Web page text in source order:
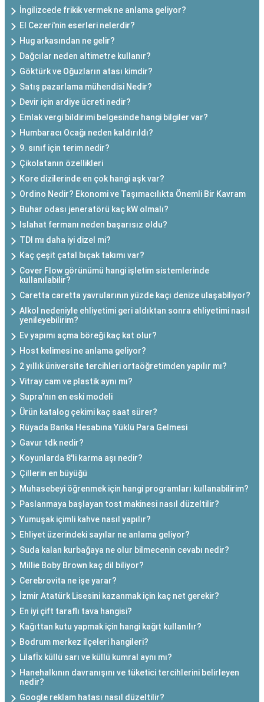
İngilizcede frikik vermek ne anlama geliyor?
El Cezeri'nin eserleri nelerdir?
Hug arkasından ne gelir?
Dağcılar neden altimetre kullanır?
Göktürk ve Oğuzların atası kimdir?
Satış pazarlama mühendisi Nedir?
Devir için ardiye ücreti nedir?
Emlak vergi bildirimi belgesinde hangi bilgiler var?
Humbaracı Ocağı neden kaldırıldı?
9. sınıf için terim nedir?
Çikolatanın özellikleri
Kore dizilerinde en çok hangi aşk var?
Ordino Nedir? Ekonomi ve Taşımacılıkta Önemli Bir Kavram
Buhar odası jeneratörü kaç kW olmalı?
Islahat fermanı neden başarısız oldu?
TDI mı daha iyi dizel mi?
Kaç çeşit çatal bıçak takımı var?
Cover Flow görünümü hangi işletim sistemlerinde
kullanılabilir?
Caretta caretta yavrularının yüzde kaçı denize ulaşabiliyor?
Alkol nedeniyle ehliyetimi geri aldıktan sonra ehliyetimi nasıl
yenileyebilirim?
Ev yapımı açma böreği kaç kat olur?
Host kelimesi ne anlama geliyor?
2 yıllık üniversite tercihleri ortaöğretimden yapılır mı?
Vitray cam ve plastik aynı mı?
Supra'nın en eski modeli
Ürün katalog çekimi kaç saat sürer?
Rüyada Banka Hesabına Yüklü Para Gelmesi
Gavur tdk nedir?
Koyunlarda 8'li karma aşı nedir?
Çillerin en büyüğü
Muhasebeyi öğrenmek için hangi programları kullanabilirim?
Paslanmaya başlayan tost makinesi nasıl düzeltilir?
Yumuşak içimli kahve nasıl yapılır?
Ehliyet üzerindeki sayılar ne anlama geliyor?
Suda kalan kurbağaya ne olur bilmecenin cevabı nedir?
Millie Boby Brown kaç dil biliyor?
Cerebrovita ne işe yarar?
İzmir Atatürk Lisesini kazanmak için kaç net gerekir?
En iyi çift taraflı tava hangisi?
Kağıttan kutu yapmak için hangi kağıt kullanılır?
Bodrum merkez ilçeleri hangileri?
Lilafİx küllü sarı ve küllü kumral aynı mı?
Hanehalkının davranışını ve tüketici tercihlerini belirleyen
nedir?
Google reklam hatası nasıl düzeltilir?